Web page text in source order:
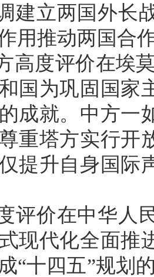
建立两国外长
用推动两国合
高度评价在埃
国为巩固国家
成就。中方一
重塔方实行开
提升自身国际
评价在中华人
现代化全面推
“十四五”规划